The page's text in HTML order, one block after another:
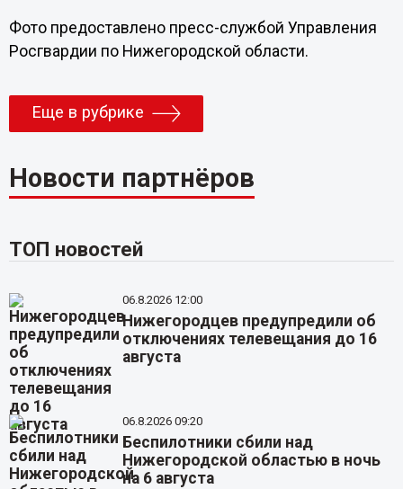
Фото предоставлено пресс-службой Управления
Росгвардии по Нижегородской области.
Еще в рубрике
Новости партнёров
ТОП новостей
06.8.2026 12:00
Нижегородцев предупредили об
отключениях телевещания до 16
августа
06.8.2026 09:20
Беспилотники сбили над
Нижегородской областью в ночь
на 6 августа